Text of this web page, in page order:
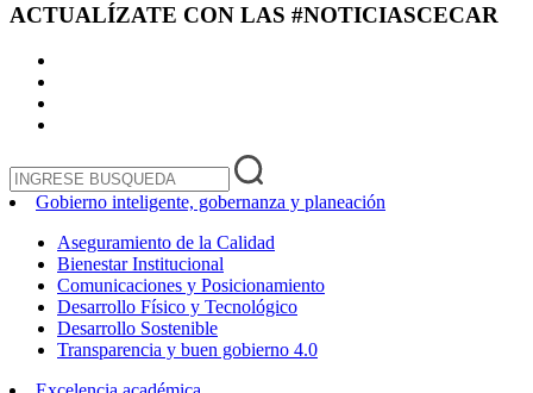
ACTUALÍZATE CON LAS #NOTICIASCECAR
Gobierno inteligente, gobernanza y planeación
Aseguramiento de la Calidad
Bienestar Institucional
Comunicaciones y Posicionamiento
Desarrollo Físico y Tecnológico
Desarrollo Sostenible
Transparencia y buen gobierno 4.0